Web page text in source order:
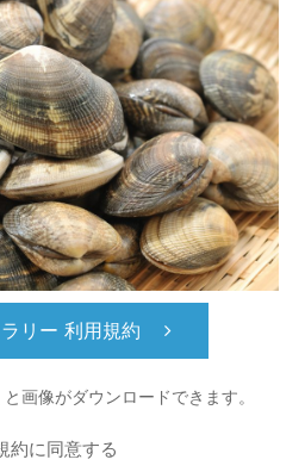
リー 利用規約
画像がダウンロードできます。
約に同意する